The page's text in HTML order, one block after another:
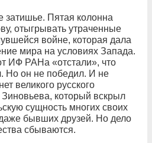
затишье. Пятая колонна
отыгрывать утраченные
войне, которая дала
мира на условиях Запада.
ИФ РАНа «отстали», что
Но он не победил. И не
великого русского
который вскрыл
сущность многих своих
даже бывших друзей. Но дело
сбываются.